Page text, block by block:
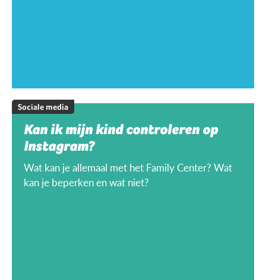
Sociale media
Kan ik mijn kind controleren op
Instagram?
Wat kan je allemaal met het Family Center? Wat
kan je beperken en wat niet?